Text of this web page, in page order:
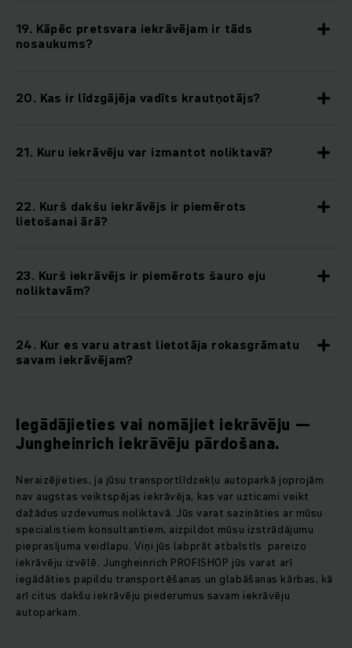
19. Kāpēc pretsvara iekrāvējam ir tāds
nosaukums?
20. Kas ir līdzgājēja vadīts krautņotājs?
21. Kuru iekrāvēju var izmantot noliktavā?
22. Kurš dakšu iekrāvējs ir piemērots
lietošanai ārā?
23. Kurš iekrāvējs ir piemērots šauro eju
noliktavām?
24. Kur es varu atrast lietotāja rokasgrāmatu
savam iekrāvējam?
Iegādājieties vai nomājiet iekrāvēju —
Jungheinrich iekrāvēju pārdošana.
Neraizējieties, ja jūsu transportlīdzekļu autoparkā joprojām
nav augstas veiktspējas iekrāvēja, kas var uzticami veikt
dažādus uzdevumus noliktavā. Jūs varat sazināties ar mūsu
specialistiem konsultantiem, aizpildot mūsu izstrādājumu
pieprasījuma veidlapu. Viņi jūs labprāt atbalstīs pareizo
iekrāvēju izvēlē. Jungheinrich PROFISHOP jūs varat arī
iegādāties papildu transportēšanas un glabāšanas kārbas, kā
arī citus dakšu iekrāvēju piederumus savam iekrāvēju
autoparkam.